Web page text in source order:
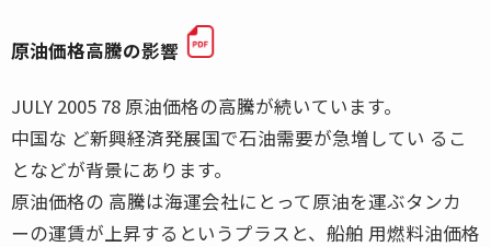
原油価格高騰の影響
JULY 2005 78 原油価格の高騰が続いています。
中国な ど新興経済発展国で石油需要が急増してい るこ
となどが背景にあります。
原油価格の 高騰は海運会社にとって原油を運ぶタンカ
ーの運賃が上昇するというプラスと、船舶 用燃料油価格